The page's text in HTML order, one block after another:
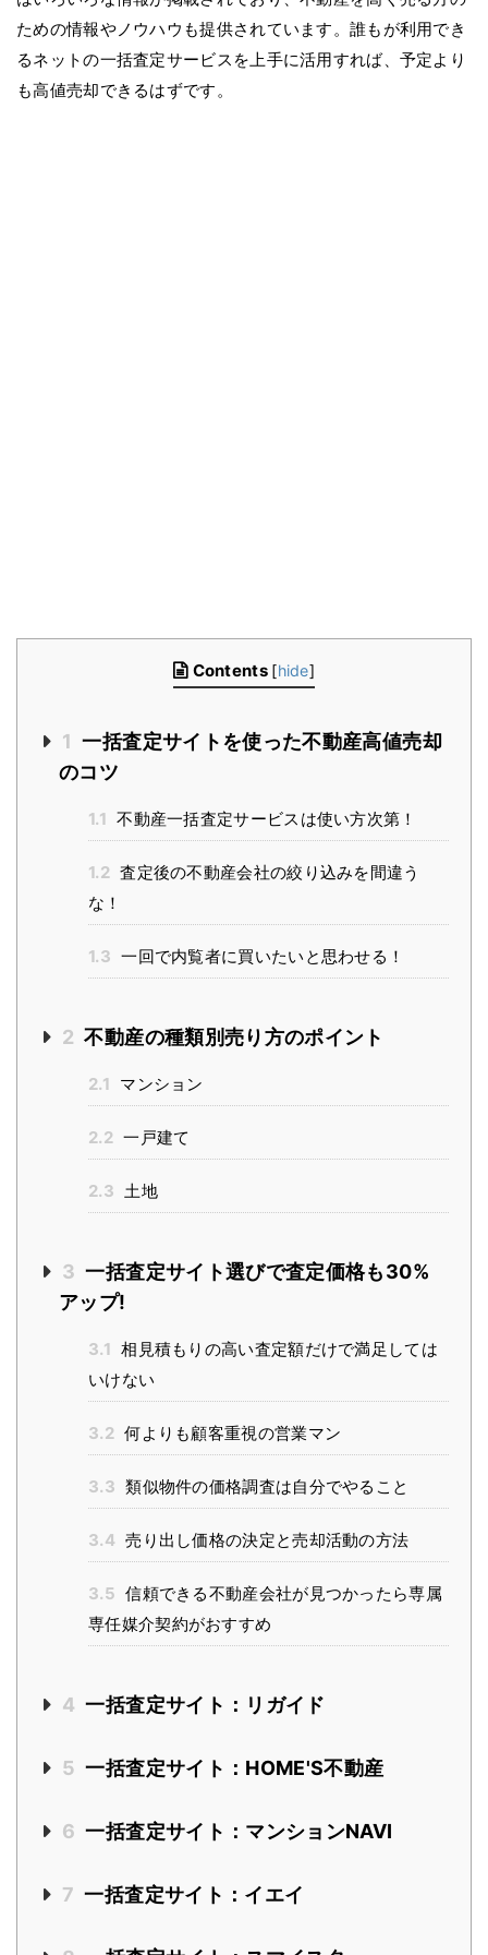
ための情報やノウハウも提供されています。誰もが利用でき
るネットの一括査定サービスを上手に活用すれば、予定より
も高値売却できるはずです。
Contents [hide]
1 一括査定サイトを使った不動産高値売却
のコツ
1.1 不動産一括査定サービスは使い方次第！
1.2 査定後の不動産会社の絞り込みを間違う
な！
1.3 一回で内覧者に買いたいと思わせる！
2 不動産の種類別売り方のポイント
2.1 マンション
2.2 一戸建て
2.3 土地
3 一括査定サイト選びで査定価格も30%
アップ!
3.1 相見積もりの高い査定額だけで満足しては
いけない
3.2 何よりも顧客重視の営業マン
3.3 類似物件の価格調査は自分でやること
3.4 売り出し価格の決定と売却活動の方法
3.5 信頼できる不動産会社が見つかったら専属
専任媒介契約がおすすめ
4 一括査定サイト：リガイド
5 一括査定サイト：HOME'S不動産
6 一括査定サイト：マンションNAVI
7 一括査定サイト：イエイ